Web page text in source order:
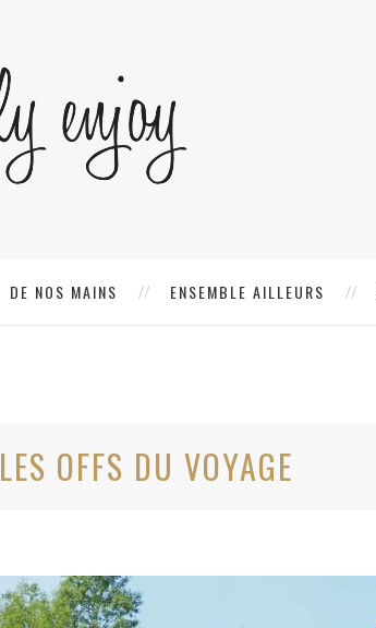
DE NOS MAINS ENSEMBLE AILLEURS
LES OFFS DU VOYAGE